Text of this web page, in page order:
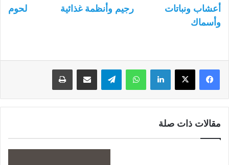
أعشاب ونباتات رجيم وأنظمة غذائية
لحوم
وأسماك
لينكدإن واتساب
مقالات ذات صلة